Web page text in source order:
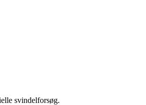
svindelforsøg.